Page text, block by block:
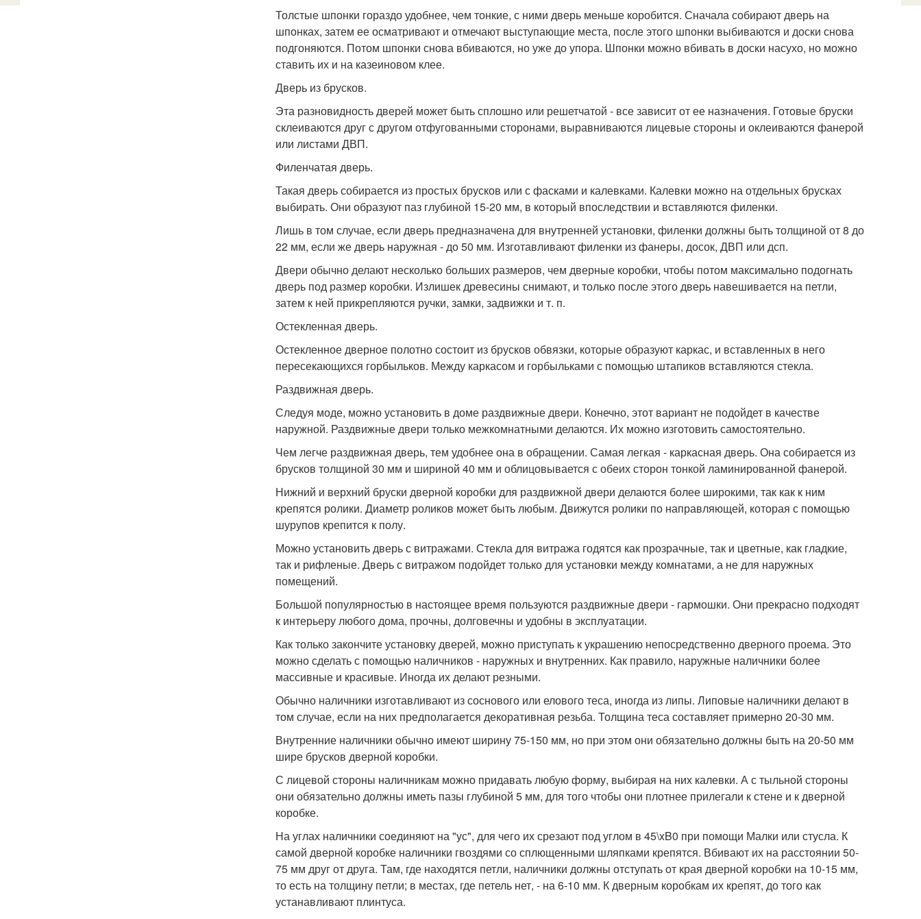
Толстые шпонки гораздо удобнее, чем тонкие, с ними дверь меньше коробится. Сначала собирают дверь на
шпонках, затем ее осматривают и отмечают выступающие места, после этого шпонки выбиваются и доски снова
подгоняются. Потом шпонки снова вбиваются, но уже до упора. Шпонки можно вбивать в доски насухо, но можно
ставить их и на казеиновом клее.
Дверь из брусков.
Эта разновидность дверей может быть сплошно или решетчатой - все зависит от ее назначения. Готовые бруски
склеиваются друг с другом отфугованными сторонами, выравниваются лицевые стороны и оклеиваются фанерой
или листами ДВП.
Филенчатая дверь.
Такая дверь собирается из простых брусков или с фасками и калевками. Калевки можно на отдельных брусках
выбирать. Они образуют паз глубиной 15-20 мм, в который впоследствии и вставляются филенки.
Лишь в том случае, если дверь предназначена для внутренней установки, филенки должны быть толщиной от 8 до
22 мм, если же дверь наружная - до 50 мм. Изготавливают филенки из фанеры, досок, ДВП или дсп.
Двери обычно делают несколько больших размеров, чем дверные коробки, чтобы потом максимально подогнать
дверь под размер коробки. Излишек древесины снимают, и только после этого дверь навешивается на петли,
затем к ней прикрепляются ручки, замки, задвижки и т. п.
Остекленная дверь.
Остекленное дверное полотно состоит из брусков обвязки, которые образуют каркас, и вставленных в него
пересекающихся горбыльков. Между каркасом и горбыльками с помощью штапиков вставляются стекла.
Раздвижная дверь.
Следуя моде, можно установить в доме раздвижные двери. Конечно, этот вариант не подойдет в качестве
наружной. Раздвижные двери только межкомнатными делаются. Их можно изготовить самостоятельно.
Чем легче раздвижная дверь, тем удобнее она в обращении. Самая легкая - каркасная дверь. Она собирается из
брусков толщиной 30 мм и шириной 40 мм и облицовывается с обеих сторон тонкой ламинированной фанерой.
Нижний и верхний бруски дверной коробки для раздвижной двери делаются более широкими, так как к ним
крепятся ролики. Диаметр роликов может быть любым. Движутся ролики по направляющей, которая с помощью
шурупов крепится к полу.
Можно установить дверь с витражами. Стекла для витража годятся как прозрачные, так и цветные, как гладкие,
так и рифленые. Дверь с витражом подойдет только для установки между комнатами, а не для наружных
помещений.
Большой популярностью в настоящее время пользуются раздвижные двери - гармошки. Они прекрасно подходят
к интерьеру любого дома, прочны, долговечны и удобны в эксплуатации.
Как только закончите установку дверей, можно приступать к украшению непосредственно дверного проема. Это
можно сделать с помощью наличников - наружных и внутренних. Как правило, наружные наличники более
массивные и красивые. Иногда их делают резными.
Обычно наличники изготавливают из соснового или елового теса, иногда из липы. Липовые наличники делают в
том случае, если на них предполагается декоративная резьба. Толщина теса составляет примерно 20-30 мм.
Внутренние наличники обычно имеют ширину 75-150 мм, но при этом они обязательно должны быть на 20-50 мм
шире брусков дверной коробки.
С лицевой стороны наличникам можно придавать любую форму, выбирая на них калевки. А с тыльной стороны
они обязательно должны иметь пазы глубиной 5 мм, для того чтобы они плотнее прилегали к стене и к дверной
коробке.
На углах наличники соединяют на "ус", для чего их срезают под углом в 45\xB0 при помощи Малки или стусла. К
самой дверной коробке наличники гвоздями со сплющенными шляпками крепятся. Вбивают их на расстоянии 50-
75 мм друг от друга. Там, где находятся петли, наличники должны отступать от края дверной коробки на 10-15 мм,
то есть на толщину петли; в местах, где петель нет, - на 6-10 мм. К дверным коробкам их крепят, до того как
устанавливают плинтуса.